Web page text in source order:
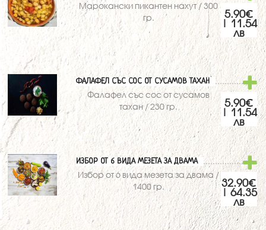
Марокански пикантен нахут / 300
гр.
5.90€
| 11.54
лв
ФАЛАФЕЛ СЪС СОС ОТ СУСАМОВ ТАХАН
Фалафел със сос от сусамов
тахан / 230 гр.
5.90€
| 11.54
лв
ИЗБОР ОТ 6 ВИДА МЕЗЕТА ЗА ДВАМА
Избор от 6 вида мезета за двама /
1400 гр.
32.90€
| 64.35
лв